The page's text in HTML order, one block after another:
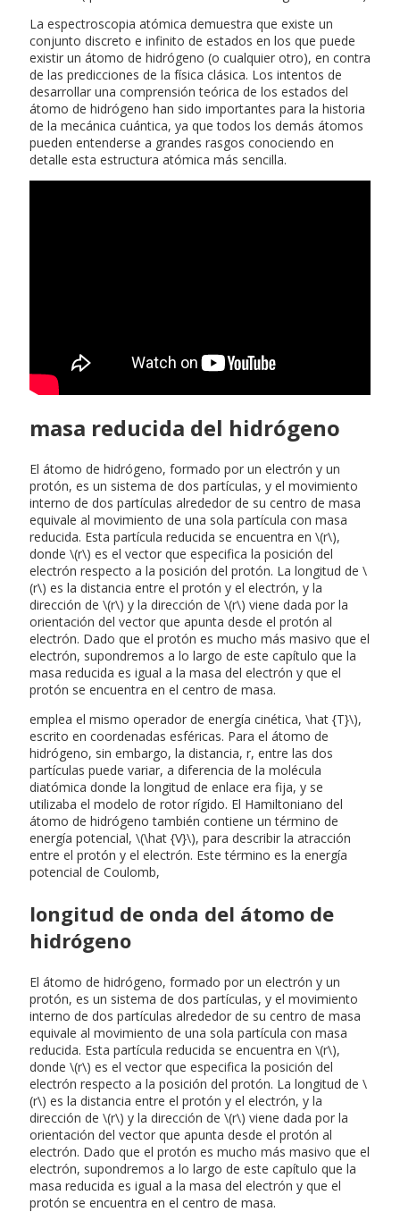
La espectroscopia atómica demuestra que existe un
conjunto discreto e infinito de estados en los que puede
existir un átomo de hidrógeno (o cualquier otro), en contra
de las predicciones de la física clásica. Los intentos de
desarrollar una comprensión teórica de los estados del
átomo de hidrógeno han sido importantes para la historia
de la mecánica cuántica, ya que todos los demás átomos
pueden entenderse a grandes rasgos conociendo en
detalle esta estructura atómica más sencilla.
masa reducida del hidrógeno
El átomo de hidrógeno, formado por un electrón y un
protón, es un sistema de dos partículas, y el movimiento
interno de dos partículas alrededor de su centro de masa
equivale al movimiento de una sola partícula con masa
reducida. Esta partícula reducida se encuentra en \(r\),
donde \(r\) es el vector que especifica la posición del
electrón respecto a la posición del protón. La longitud de \
(r\) es la distancia entre el protón y el electrón, y la
dirección de \(r\) y la dirección de \(r\) viene dada por la
orientación del vector que apunta desde el protón al
electrón. Dado que el protón es mucho más masivo que el
electrón, supondremos a lo largo de este capítulo que la
masa reducida es igual a la masa del electrón y que el
protón se encuentra en el centro de masa.
emplea el mismo operador de energía cinética, \hat {T}\),
escrito en coordenadas esféricas. Para el átomo de
hidrógeno, sin embargo, la distancia, r, entre las dos
partículas puede variar, a diferencia de la molécula
diatómica donde la longitud de enlace era fija, y se
utilizaba el modelo de rotor rígido. El Hamiltoniano del
átomo de hidrógeno también contiene un término de
energía potencial, \(\hat {V}\), para describir la atracción
entre el protón y el electrón. Este término es la energía
potencial de Coulomb,
longitud de onda del átomo de
hidrógeno
El átomo de hidrógeno, formado por un electrón y un
protón, es un sistema de dos partículas, y el movimiento
interno de dos partículas alrededor de su centro de masa
equivale al movimiento de una sola partícula con masa
reducida. Esta partícula reducida se encuentra en \(r\),
donde \(r\) es el vector que especifica la posición del
electrón respecto a la posición del protón. La longitud de \
(r\) es la distancia entre el protón y el electrón, y la
dirección de \(r\) y la dirección de \(r\) viene dada por la
orientación del vector que apunta desde el protón al
electrón. Dado que el protón es mucho más masivo que el
electrón, supondremos a lo largo de este capítulo que la
masa reducida es igual a la masa del electrón y que el
protón se encuentra en el centro de masa.